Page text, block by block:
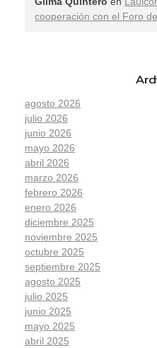
cooperación con el Foro
agosto 2026
julio 2026
junio 2026
mayo 2026
abril 2026
marzo 2026
febrero 2026
enero 2026
diciembre 2025
noviembre 2025
octubre 2025
septiembre 2025
agosto 2025
julio 2025
junio 2025
mayo 2025
abril 2025